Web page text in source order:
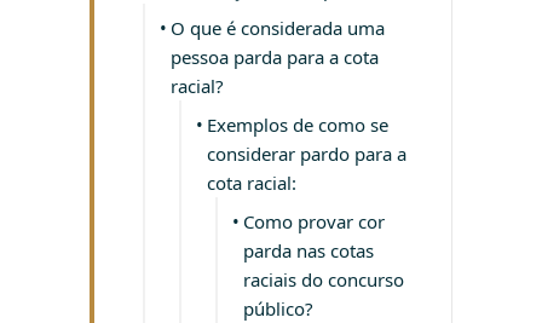
O que é considerada uma
pessoa parda para a cota
racial?
Exemplos de como se
considerar pardo para a
cota racial:
Como provar cor
parda nas cotas
raciais do concurso
público?